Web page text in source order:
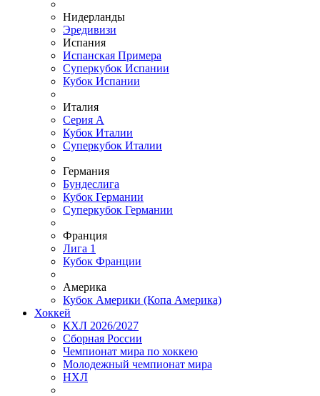
Нидерланды
Эредивизи
Испания
Испанская Примера
Суперкубок Испании
Кубок Испании
Италия
Серия А
Кубок Италии
Суперкубок Италии
Германия
Бундеслига
Кубок Германии
Суперкубок Германии
Франция
Лига 1
Кубок Франции
Америка
Кубок Америки (Копа Америка)
Хоккей
КХЛ 2026/2027
Сборная России
Чемпионат мира по хоккею
Молодежный чемпионат мира
НХЛ